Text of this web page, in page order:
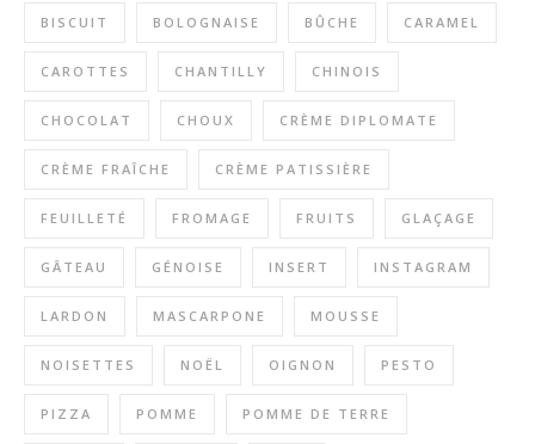
BISCUIT BOLOGNAISE BÛCHE CARAMEL
CAROTTES CHANTILLY CHINOIS
CHOCOLAT CHOUX CRÈME DIPLOMATE
CRÈME FRAÎCHE CRÈME PATISSIÈRE
FEUILLETÉ FROMAGE FRUITS GLAÇAGE
GÂTEAU GÉNOISE INSERT INSTAGRAM
LARDON MASCARPONE MOUSSE
NOISETTES NOËL OIGNON PESTO
PIZZA POMME POMME DE TERRE